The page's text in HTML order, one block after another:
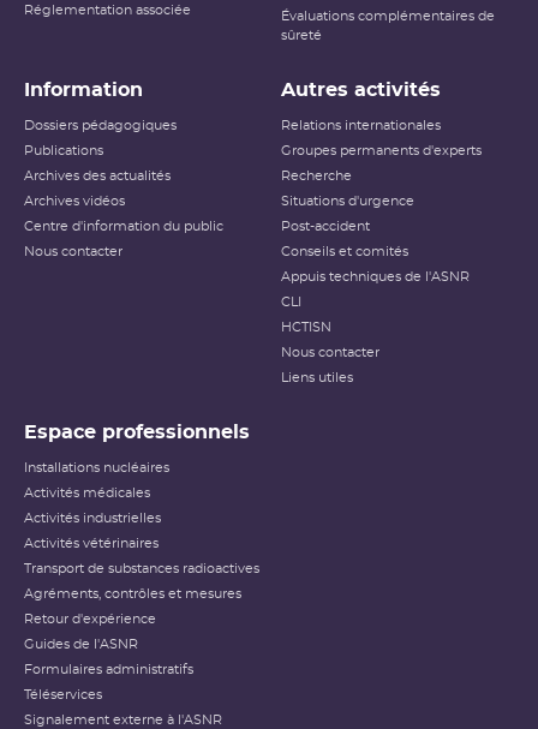
Réglementation associée
Évaluations complémentaires de
sûreté
Information
Dossiers pédagogiques
Publications
Archives des actualités
Archives vidéos
Centre d'information du public
Nous contacter
Autres activités
Relations internationales
Groupes permanents d'experts
Recherche
Situations d'urgence
Post-accident
Conseils et comités
Appuis techniques de l'ASNR
CLI
HCTISN
Nous contacter
Liens utiles
Espace professionnels
Installations nucléaires
Activités médicales
Activités industrielles
Activités vétérinaires
Transport de substances radioactives
Agréments, contrôles et mesures
Retour d'expérience
Guides de l'ASNR
Formulaires administratifs
Téléservices
Signalement externe à l'ASNR